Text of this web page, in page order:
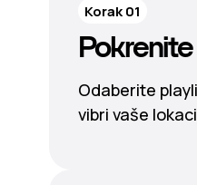
Odaberite
vibri vaše
Korak 01